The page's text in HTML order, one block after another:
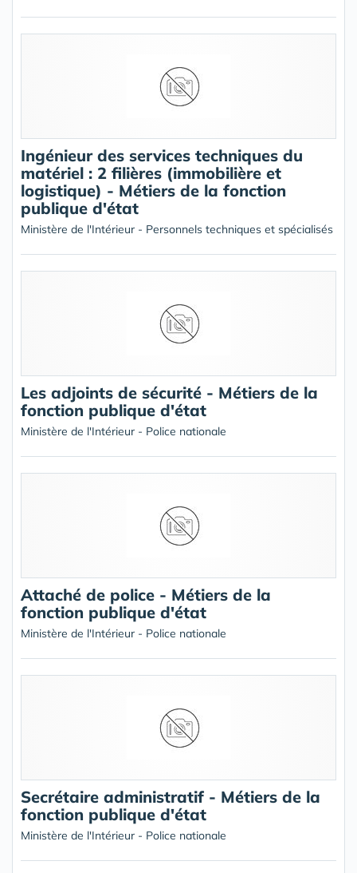
Ingénieur des services techniques du
matériel : 2 filières (immobilière et
logistique) - Métiers de la fonction
publique d'état
Ministère de l'Intérieur - Personnels techniques et spécialisés
Les adjoints de sécurité - Métiers de la
fonction publique d'état
Ministère de l'Intérieur - Police nationale
Attaché de police - Métiers de la
fonction publique d'état
Ministère de l'Intérieur - Police nationale
Secrétaire administratif - Métiers de la
fonction publique d'état
Ministère de l'Intérieur - Police nationale